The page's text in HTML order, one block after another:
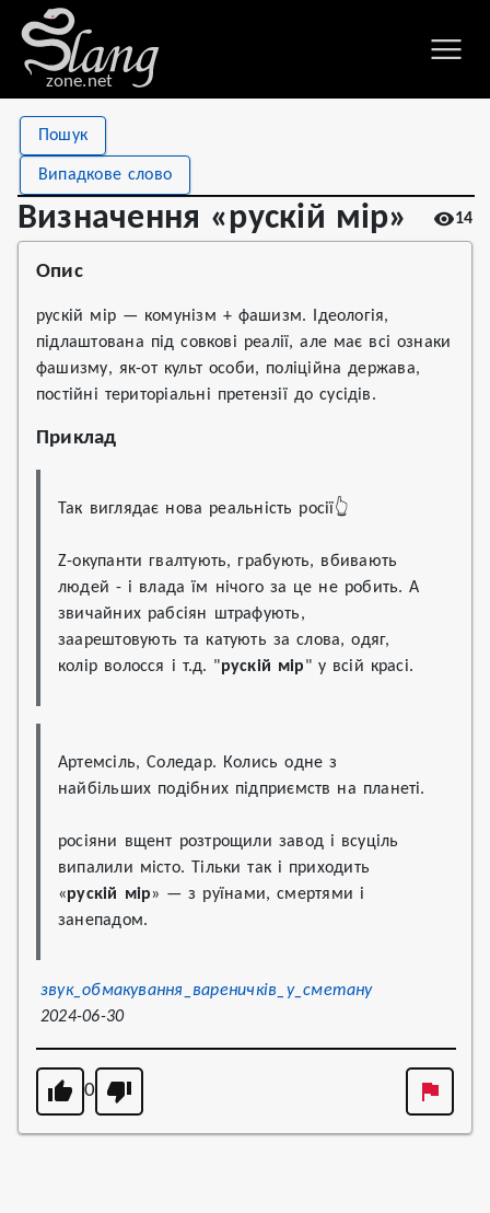
zone.net
Пошук
Випадкове слово
Визначення «рускій мір» 14
Визначення «рускій мір»
Stat
Views
Definitions 1
Опис
рускій мір — комунізм + фашизм. Ідеологія,
підлаштована під совкові реалії, але має всі ознаки
фашизму, як-от культ особи, поліційна держава,
постійні територіальні претензії до сусідів.
Приклад
Так виглядає нова реальність росії👆
Z-окупанти гвалтують, грабують, вбивають
людей - і влада їм нічого за це не робить. А
звичайних рабсіян штрафують,
заарештовують та катують за слова, одяг,
колір волосся і т.д. "рускій мір" у всій красі.
Артемсіль, Соледар. Колись одне з
найбільших подібних підприємств на планеті.
росіяни вщент розтрощили завод і всуціль
випалили місто. Тільки так і приходить
«рускій мір» — з руїнами, смертями і
занепадом.
звук_обмакування_вареничків_у_сметану
2024-06-30
0